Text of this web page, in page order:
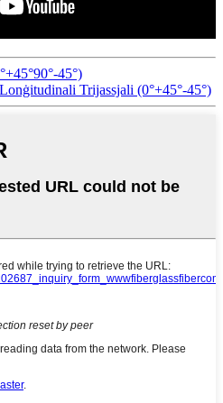
45°)
Trijassjali (0°+45°-45°)